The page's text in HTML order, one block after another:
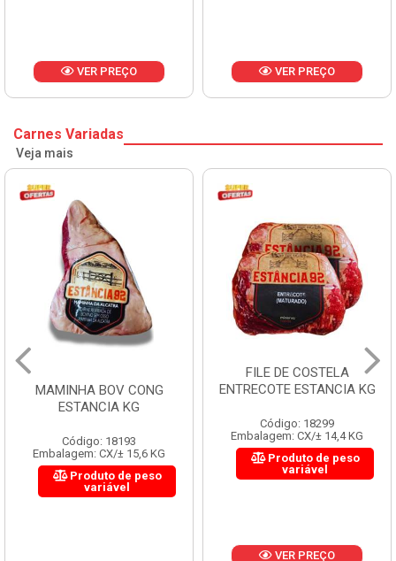
VER PREÇO VER PREÇO
Carnes Variadas
Veja mais
MAMINHA BOV CONG
ESTANCIA KG
Código: 18193
Embalagem: CX/± 15,6 KG
Produto de peso
variável
FILE DE COSTELA
ENTRECOTE ESTANCIA KG
Código: 18299
Embalagem: CX/± 14,4 KG
Produto de peso
variável
VER PREÇO